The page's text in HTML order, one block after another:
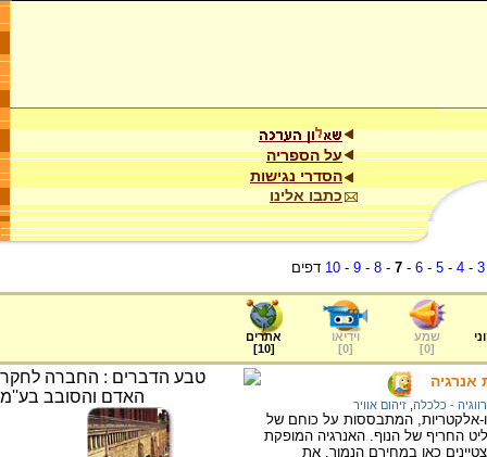
על הספריה
הסדרי נגישות
כתבו אלינו
3
-
4
-
5
-
6
-
7
-
8
-
9
-
10 דפים
שמע
[
0
]
וידיאו
[
0
]
אתרים
[
10
]
אנרגיה
- כלכלה זיהום אוויר
אלקטריות, המתבססות על כוחם של
החריף של הנוף. האנרגיה המופקת
כאן במחירם הנמוך. את